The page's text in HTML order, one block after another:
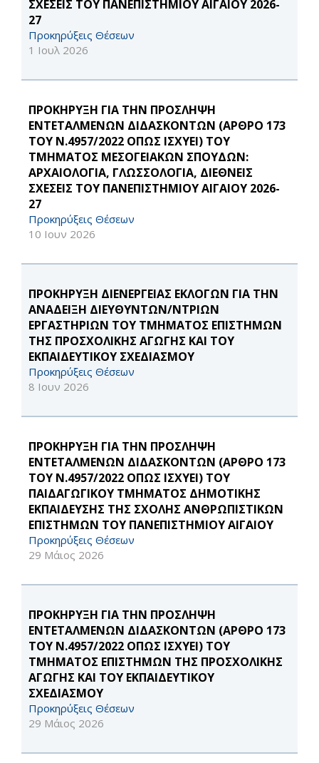
ΣΧΕΣΕΙΣ ΤΟΥ ΠΑΝΕΠΙΣΤΗΜΙΟΥ ΑΙΓΑΙΟΥ 2026-
27
Προκηρύξεις Θέσεων
1 Ιουλ 2026
ΠΡΟΚΗΡΥΞΗ ΓΙΑ ΤΗΝ ΠΡΟΣΛΗΨΗ
ΕΝΤΕΤΑΛΜΕΝΩΝ ΔΙΔΑΣΚΟΝΤΩΝ (ΑΡΘΡΟ 173
ΤΟΥ Ν.4957/2022 ΟΠΩΣ ΙΣΧΥΕΙ) ΤΟΥ
ΤΜΗΜΑΤΟΣ ΜΕΣΟΓΕΙΑΚΩΝ ΣΠΟΥΔΩΝ:
ΑΡΧΑΙΟΛΟΓΙΑ, ΓΛΩΣΣΟΛΟΓΙΑ, ΔΙΕΘΝΕΙΣ
ΣΧΕΣΕΙΣ ΤΟΥ ΠΑΝΕΠΙΣΤΗΜΙΟΥ ΑΙΓΑΙΟΥ 2026-
27
Προκηρύξεις Θέσεων
10 Ιουν 2026
ΠΡΟΚΗΡΥΞΗ ΔΙΕΝΕΡΓΕΙΑΣ ΕΚΛΟΓΩΝ ΓΙΑ ΤΗΝ
ΑΝΑΔΕΙΞΗ ΔΙΕΥΘΥΝΤΩΝ/ΝΤΡΙΩΝ
ΕΡΓΑΣΤΗΡΙΩΝ ΤΟΥ ΤΜΗΜΑΤΟΣ ΕΠΙΣΤΗΜΩΝ
ΤΗΣ ΠΡΟΣΧΟΛΙΚΗΣ ΑΓΩΓΗΣ ΚΑΙ ΤΟΥ
ΕΚΠΑΙΔΕΥΤΙΚΟΥ ΣΧΕΔΙΑΣΜΟΥ
Προκηρύξεις Θέσεων
8 Ιουν 2026
ΠΡΟΚΗΡΥΞΗ ΓΙΑ ΤΗΝ ΠΡΟΣΛΗΨΗ
ΕΝΤΕΤΑΛΜΕΝΩΝ ΔΙΔΑΣΚΟΝΤΩΝ (ΑΡΘΡΟ 173
ΤΟΥ Ν.4957/2022 ΟΠΩΣ ΙΣΧΥΕΙ) ΤΟΥ
ΠΑΙΔΑΓΩΓΙΚΟΥ ΤΜΗΜΑΤΟΣ ΔΗΜΟΤΙΚΗΣ
ΕΚΠΑΙΔΕΥΣΗΣ ΤΗΣ ΣΧΟΛΗΣ ΑΝΘΡΩΠΙΣΤΙΚΩΝ
ΕΠΙΣΤΗΜΩΝ ΤΟΥ ΠΑΝΕΠΙΣΤΗΜΙΟΥ ΑΙΓΑΙΟΥ
Προκηρύξεις Θέσεων
29 Μάιος 2026
ΠΡΟΚΗΡΥΞΗ ΓΙΑ ΤΗΝ ΠΡΟΣΛΗΨΗ
ΕΝΤΕΤΑΛΜΕΝΩΝ ΔΙΔΑΣΚΟΝΤΩΝ (ΑΡΘΡΟ 173
ΤΟΥ Ν.4957/2022 ΟΠΩΣ ΙΣΧΥΕΙ) ΤΟΥ
ΤΜΗΜΑΤΟΣ ΕΠΙΣΤΗΜΩΝ ΤΗΣ ΠΡΟΣΧΟΛΙΚΗΣ
ΑΓΩΓΗΣ ΚΑΙ ΤΟΥ ΕΚΠΑΙΔΕΥΤΙΚΟΥ
ΣΧΕΔΙΑΣΜΟΥ
Προκηρύξεις Θέσεων
29 Μάιος 2026